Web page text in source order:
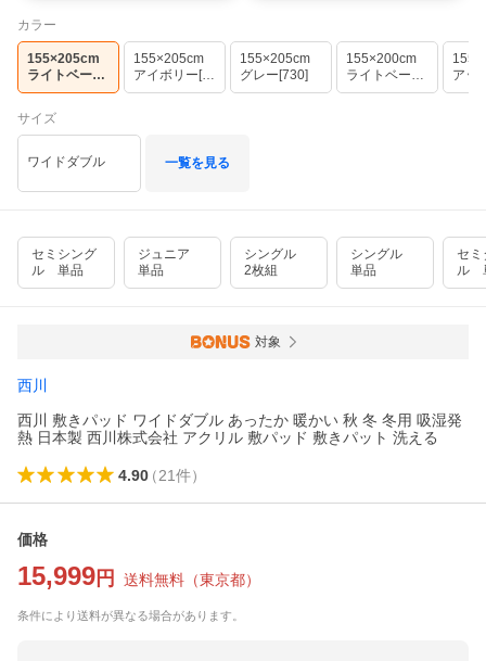
カラー
155×205cm
ライトベージ
ュ[300]
155×205cm
アイボリー[7
20]
155×205cm
グレー[730]
155×200cm
ライトベージ
ュ[300]
アッ
ウン
サイズ
ワイドダブル 一覧を見る
セミシング
ル 単品
ジュニア
単品
シングル
2枚組
シングル
単品
セミ
ル
対象
西川
西川 敷きパッド ワイドダブル あったか 暖かい 秋 冬 冬用 吸湿発
熱 日本製 西川株式会社 アクリル 敷パッド 敷きパット 洗える
4.90（21件）
価格
15,999 円 送料無料 （東京都）
条件により送料が異なる場合があります。